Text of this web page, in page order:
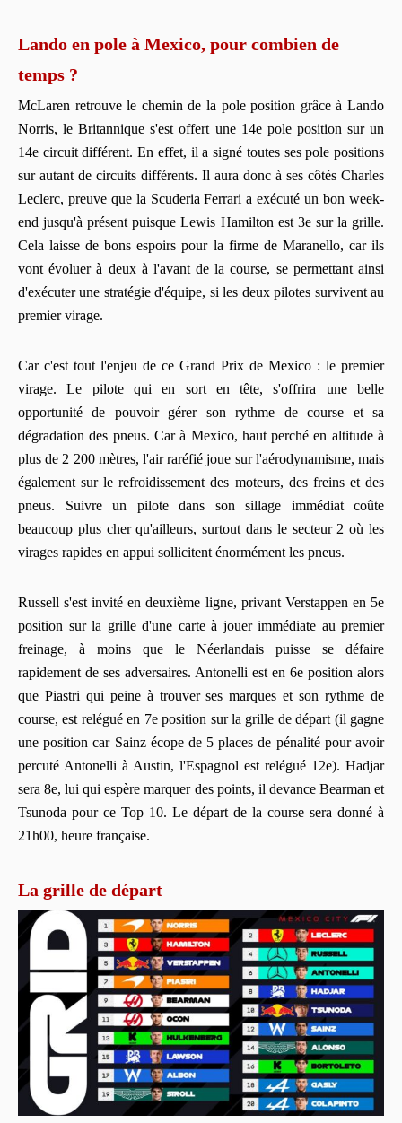
Lando en pole à Mexico, pour combien de
temps ?
McLaren retrouve le chemin de la pole position grâce à Lando
Norris, le Britannique s'est offert une 14e pole position sur un
14e circuit différent. En effet, il a signé toutes ses pole positions
sur autant de circuits différents. Il aura donc à ses côtés Charles
Leclerc, preuve que la Scuderia Ferrari a exécuté un bon week-
end jusqu'à présent puisque Lewis Hamilton est 3e sur la grille.
Cela laisse de bons espoirs pour la firme de Maranello, car ils
vont évoluer à deux à l'avant de la course, se permettant ainsi
d'exécuter une stratégie d'équipe, si les deux pilotes survivent au
premier virage.
Car c'est tout l'enjeu de ce Grand Prix de Mexico : le premier
virage. Le pilote qui en sort en tête, s'offrira une belle
opportunité de pouvoir gérer son rythme de course et sa
dégradation des pneus. Car à Mexico, haut perché en altitude à
plus de 2 200 mètres, l'air raréfié joue sur l'aérodynamisme, mais
également sur le refroidissement des moteurs, des freins et des
pneus. Suivre un pilote dans son sillage immédiat coûte
beaucoup plus cher qu'ailleurs, surtout dans le secteur 2 où les
virages rapides en appui sollicitent énormément les pneus.
Russell s'est invité en deuxième ligne, privant Verstappen en 5e
position sur la grille d'une carte à jouer immédiate au premier
freinage, à moins que le Néerlandais puisse se défaire
rapidement de ses adversaires. Antonelli est en 6e position alors
que Piastri qui peine à trouver ses marques et son rythme de
course, est relégué en 7e position sur la grille de départ (il gagne
une position car Sainz écope de 5 places de pénalité pour avoir
percuté Antonelli à Austin, l'Espagnol est relégué 12e). Hadjar
sera 8e, lui qui espère marquer des points, il devance Bearman et
Tsunoda pour ce Top 10. Le départ de la course sera donné à
21h00, heure française.
La grille de départ